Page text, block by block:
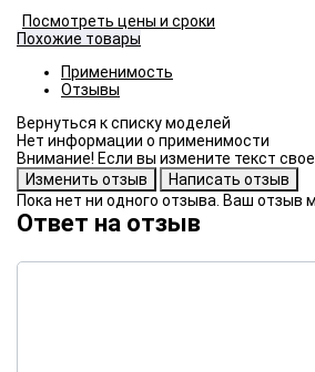
Посмотреть цены и сроки
Похожие товары
Применимость
Отзывы
Нет информации о применимости
Внимание! Если вы измените текст
Пока нет ни одного отзыва. Ваш отзыв
Ответ на отзыв